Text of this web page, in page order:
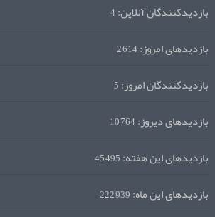
بازدیدکنندگان آنلاین:4
بازدیدهای امروز:2,614
بازدیدکنندگان امروز:5
بازدیدهای دیروز:10,764
بازدیدهای این هفته:45,495
بازدیدهای این ماه:222,939